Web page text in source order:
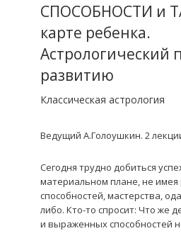
СПОСОБНОСТИ и
карте ребенка.
Астрологический
развитию
Классическая астрология
Ведущий А.Голоушкин. 2
Сегодня трудно добиться
материальном плане, не имея
способностей, мастерства,
либо. Кто-то спросит: Что же
и выраженных способностей